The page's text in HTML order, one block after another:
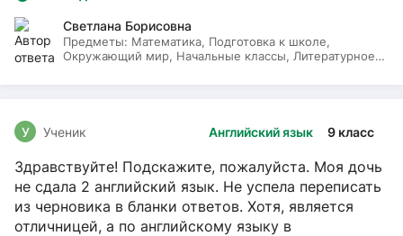
Светлана Борисовна
Предметы: Математика, Подготовка к школе,
Окружающий мир, Начальные классы, Литературное
Английский язык 9 класс
У Ученик
Здравствуйте! Подскажите, пожалуйста. Моя дочь
не сдала 2 английский язык. Не успела переписать
из черновика в бланки ответов. Хотя, является
отличницей, а по английскому языку в